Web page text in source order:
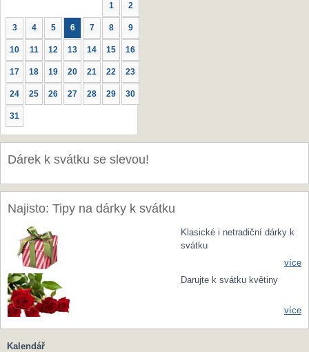
1 2
3 4 5 6 7 8 9
10 11 12 13 14 15 16
17 18 19 20 21 22 23
24 25 26 27 28 29 30
31
Dárek k svátku se slevou!
Najisto: Tipy na dárky k svátku
Klasické i netradiční dárky k
svátku
více
Darujte k svátku květiny
více
Kalendář